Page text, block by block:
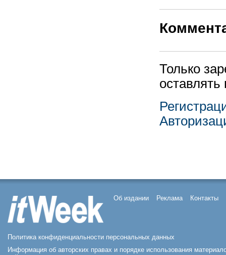
Только
Об издании Реклама Контакты
Политика конфиденциальности персональных данных
Информация об авторских правах и порядке использования